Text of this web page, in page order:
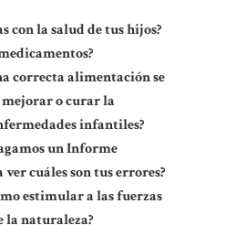
con la salud de tus hijos?
correcta alimentación se
o curar la
infantiles?
un Informe
cuáles son tus errores?
estimular a las fuerzas
la naturaleza?